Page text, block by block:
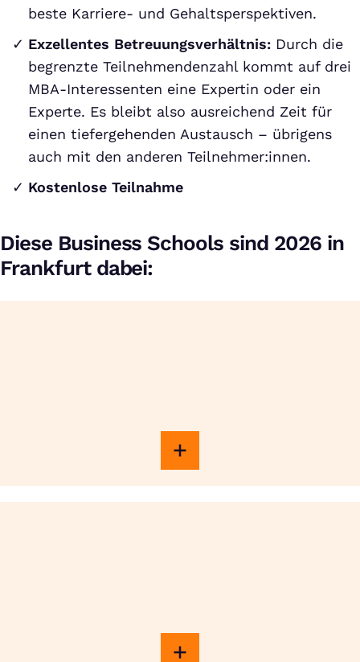
beste Karriere- und Gehaltsperspektiven.
Exzellentes Betreuungsverhältnis: Durch die
begrenzte Teilnehmendenzahl kommt auf drei
MBA-Interessenten eine Expertin oder ein
Experte. Es bleibt also ausreichend Zeit für
einen tiefergehenden Austausch – übrigens
auch mit den anderen Teilnehmer:innen.
Kostenlose Teilnahme
Diese Business Schools sind 2026 in
Frankfurt dabei: